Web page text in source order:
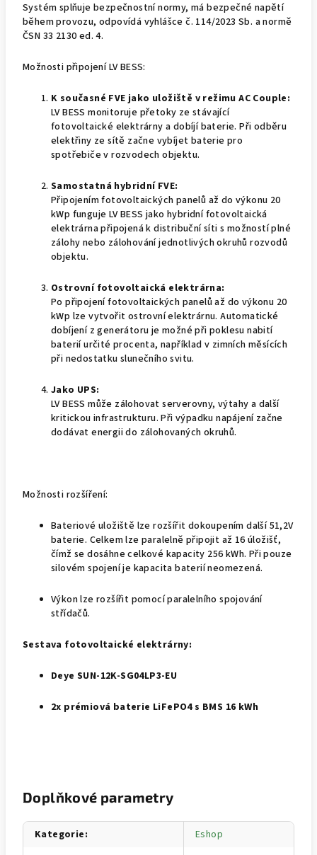
Systém splňuje bezpečnostní normy, má bezpečné napětí
během provozu, odpovídá vyhlášce č. 114/2023 Sb. a normě
ČSN 33 2130 ed. 4.
Možnosti připojení LV BESS:
K současné FVE jako uložiště v režimu AC Couple:
LV BESS monitoruje přetoky ze stávající
fotovoltaické elektrárny a dobíjí baterie. Při odběru
elektřiny ze sítě začne vybíjet baterie pro
spotřebiče v rozvodech objektu.
Samostatná hybridní FVE:
Připojením fotovoltaických panelů až do výkonu 20
kWp funguje LV BESS jako hybridní fotovoltaická
elektrárna připojená k distribuční síti s možností plné
zálohy nebo zálohování jednotlivých okruhů rozvodů
objektu.
Ostrovní fotovoltaická elektrárna:
Po připojení fotovoltaických panelů až do výkonu 20
kWp lze vytvořit ostrovní elektrárnu. Automatické
dobíjení z generátoru je možné při poklesu nabití
baterií určité procenta, například v zimních měsících
při nedostatku slunečního svitu.
Jako UPS:
LV BESS může zálohovat serverovny, výtahy a další
kritickou infrastrukturu. Při výpadku napájení začne
dodávat energii do zálohovaných okruhů.
Možnosti rozšíření:
Bateriové uložiště lze rozšířit dokoupením další 51,2V
baterie. Celkem lze paralelně připojit až 16 úložišť,
čímž se dosáhne celkové kapacity 256 kWh. Při pouze
silovém spojení je kapacita baterií neomezená.
Výkon lze rozšířit pomocí paralelního spojování
střídačů.
Sestava fotovoltaické elektrárny:
Deye SUN-12K-SG04LP3-EU
2x prémiová baterie LiFePO4 s BMS 16 kWh
Doplňkové parametry
Kategorie:
Eshop